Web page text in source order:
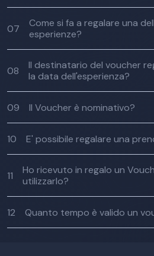
07
Come si fa a regalare una
esperienze?
08
Il destinatario del voucher
la data dell'esperienza?
09 Il Voucher è nominativo?
10 E' possibile regalare una
11
Ho ricevuto in regalo un
utilizzarlo?
12 Quanto tempo è valido un